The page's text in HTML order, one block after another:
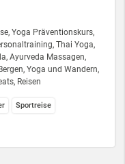
Yoga Präventionskurs,
Thai Yoga,
Ayurveda Massagen,
Yoga und Wandern,
Reisen
Sportreise